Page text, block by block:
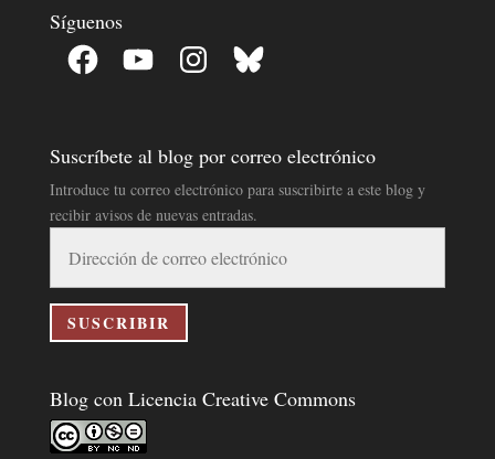
Síguenos
Facebook YouTube InstagramBluesky
Suscríbete al blog por correo electrónico
Introduce tu correo electrónico para suscribirte a este blog y
recibir avisos de nuevas entradas.
correo
electrónico
SUSCRIBIR
Blog con Licencia Creative Commons